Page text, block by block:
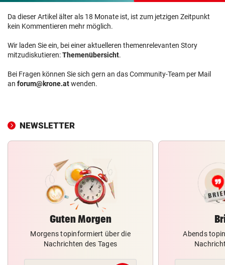
Da dieser Artikel älter als 18 Monate ist, ist zum jetzigen Zeitpunkt
kein Kommentieren mehr möglich.
Wir laden Sie ein, bei einer aktuelleren themenrelevanten Story
mitzudiskutieren:Themenübersicht.
Bei Fragen können Sie sich gern an das Community-Team per Mail
an forum@krone.atwenden.
NEWSLETTER
Guten Morgen
Morgens topinformiert über die
Nachrichten des Tages
Abends